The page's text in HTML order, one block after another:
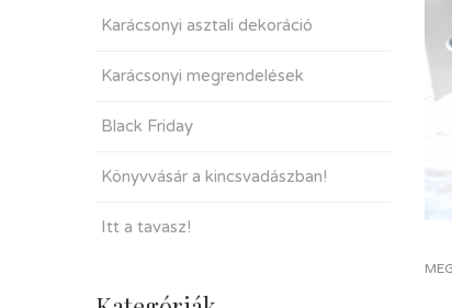
Karácsonyi asztali dekoráció
Karácsonyi megrendelések
Black Friday
Könyvvásár a kincsvadászban!
Itt a tavasz!